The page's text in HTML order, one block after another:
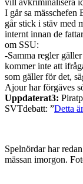
I går sa
går stick i stäv med
internt innan de
om SSU:
-Samma regler
kommer inte att
som gäller för det,
Ajour har förgäves
Uppdaterat3:
SVTdebatt: ”Detta
Spelnördar har
mässan imorgon.